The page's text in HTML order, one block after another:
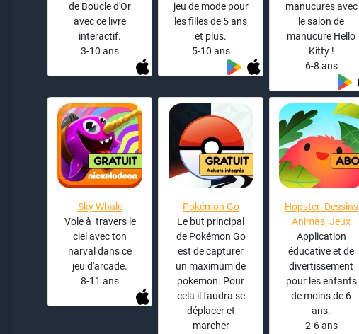
de Boucle d'Or
avec ce livre
interactif.
3-10 ans
jeu de mode pour
les filles de 5 ans
et plus.
5-10 ans
manucures avec
le salon de
manucure Hello
Kitty !
6-8 ans
Sky Whale
Vole à travers le
ciel avec ton
narval dans ce
jeu d'arcade.
8-11 ans
Pokémon Go
Le but principal
de Pokémon Go
est de capturer
un maximum de
pokemon. Pour
cela il faudra se
déplacer et
marcher
Hopster: Dessins
Animàs, Jeux
Application
éducative et de
divertissement
pour les enfants
de moins de 6
ans.
2-6 ans